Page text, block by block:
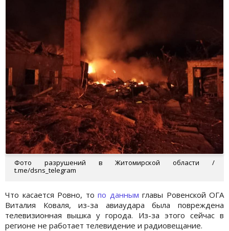
Фото разрушений в Житомирской области /
t.me/dsns_telegram
Что касается Ровно, то по данным главы Ровенской ОГА
Виталия Коваля, из-за авиаудара была повреждена
телевизионная вышка у города. Из-за этого сейчас в
регионе не работает телевидение и радиовещание.